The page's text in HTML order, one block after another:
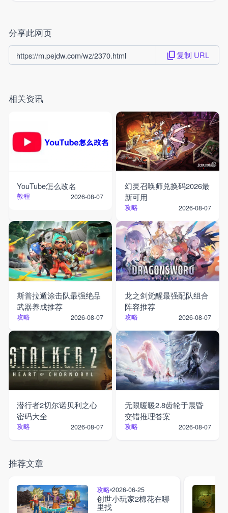
分享此网页
https://m.pejdw.com/wz/2370.html 复制 URL
相关资讯
YouTube怎么改名
教程 2026-08-07
幻灵召唤师兑换码2026最
新可用
攻略 2026-08-07
斯普拉遁涂击队最强绝品
武器养成推荐
攻略 2026-08-07
龙之剑觉醒最强配队组合
阵容推荐
攻略 2026-08-07
潜行者2切尔诺贝利之心
密码大全
攻略 2026-08-07
无限暖暖2.8齿轮于晨昏
交错推理答案
攻略 2026-08-07
推荐文章
攻略 2026-06-25
创世小玩家2棉花在哪
里找